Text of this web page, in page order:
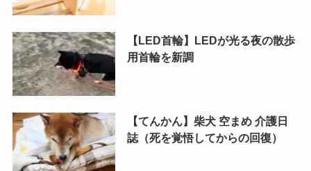
【LED首輪】LEDが光る夜の散歩
用首輪を新調
【てんかん】柴犬 空まめ 介護日
誌（死を覚悟してからの回復）